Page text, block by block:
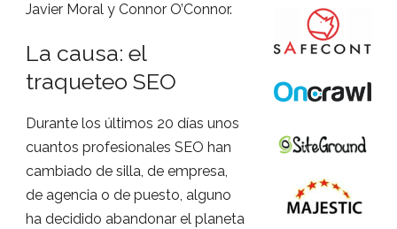
Javier Moral y Connor O’Connor.
La causa: el
traqueteo SEO
Durante los últimos 20 días unos
cuantos profesionales SEO han
cambiado de silla, de empresa,
de agencia o de puesto, alguno
ha decidido abandonar el planeta